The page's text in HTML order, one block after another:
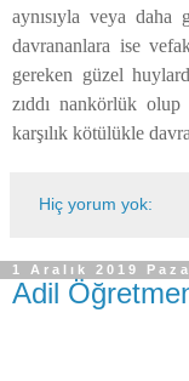
aynısıyla veya daha
davrananlara ise
gereken güzel
zıddı nankörlük
karşılık kötülükle
Hiç yorum yok:
1 Aralık 2019
Adil